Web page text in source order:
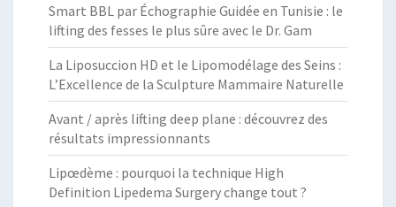
Smart BBL par Échographie Guidée en Tunisie : le
lifting des fesses le plus sûre avec le Dr. Gam
La Liposuccion HD et le Lipomodélage des Seins :
L’Excellence de la Sculpture Mammaire Naturelle
Avant / après lifting deep plane : découvrez des
résultats impressionnants
Lipœdème : pourquoi la technique High
Definition Lipedema Surgery change tout ?